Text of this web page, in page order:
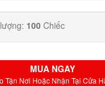
100 Chiếc
MUA NGAY
Tận Nơi Hoặc Nhận Tại Cửa